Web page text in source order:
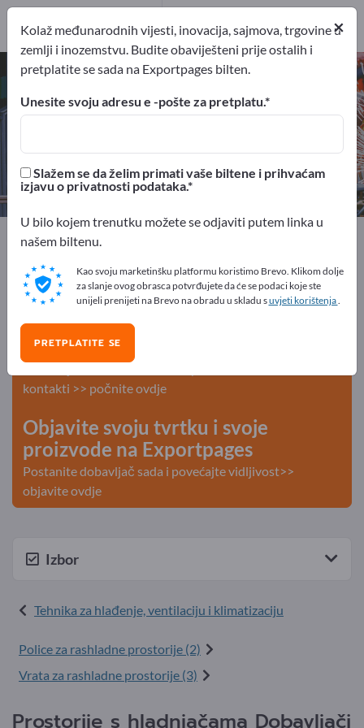
Prostorije s hladnjačama –
pronađite proizvođače i
dobavljače
8 8
Exportpages
Prostorije s hladnjačama
Besplatno oglašavajte na
Exportpages!
kontakti >> počnite ovdje
Objavite svoju tvrtku i svoje
proizvode na Exportpages
Postanite dobavljač sada i povećajte vidljivost>>
objavite ovdje
Izbor
Tehnika za hlađenje, ventilaciju i klimatizaciju
Police za rashladne prostorije (2)
Vrata za rashladne prostorije (3)
Prostorije s hladnjačama Dobavljači
×
Kolaž međunarodnih vijesti, inovacija, sajmova, trgovine u
zemlji i inozemstvu. Budite obaviješteni prije ostalih i
pretplatite se sada na Exportpages bilten.
Unesite svoju adresu e -pošte za pretplatu.
Slažem se da želim primati vaše biltene i prihvaćam
izjavu o privatnosti podataka.
U bilo kojem trenutku možete se odjaviti putem linka u
našem biltenu.
Kao svoju marketinšku platformu koristimo Brevo. Klikom dolje
za slanje ovog obrasca potvrđujete da će se podaci koje ste
unijeli prenijeti na Brevo na obradu u skladu suvjeti korištenja.
PRETPLATITE SE